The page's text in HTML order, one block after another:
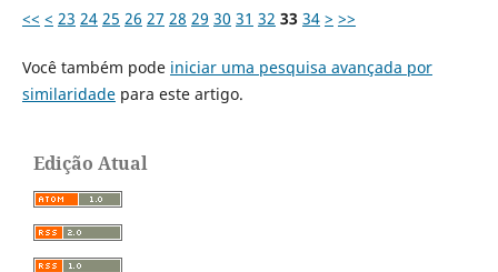
<< < 23 24 25 26 27 28 29 30 31 32 33 34 > >>
Você também pode iniciar uma pesquisa avançada por
similaridadepara este artigo.
Edição Atual